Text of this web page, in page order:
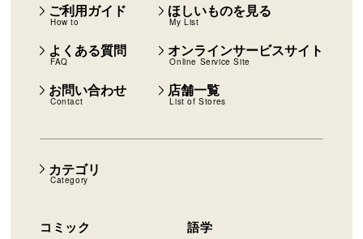
カテゴリ
Category
コミック
語学
ご利用ガイド
How to
ほしいものを見る
My List
よくある質問
FAQ
オンラインサービスサイト
Online Service Site
お問い合わせ
Contact
店舗一覧
List of Stores